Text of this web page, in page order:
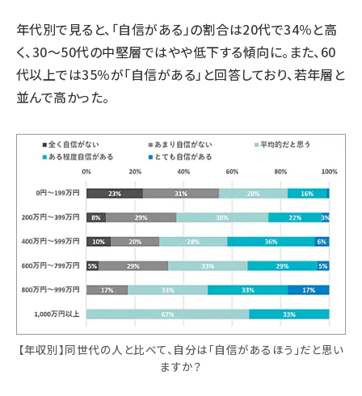
年代別で見ると、「自信がある」の割合は20代で34％と高
く、30～50代の中堅層ではやや低下する傾向に。また、60
代以上では35％が「自信がある」と回答しており、若年層と
並んで高かった。
【年収別】同世代の人と比べて、自分は「自信があるほう」だと思い
ますか？